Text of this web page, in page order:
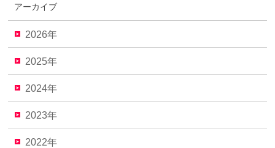
アーカイブ
2026年
2025年
2024年
2023年
2022年